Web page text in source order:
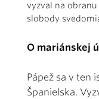
vyzval na
slobody
O mariánskej
Pápež sa v ten
Španielska.